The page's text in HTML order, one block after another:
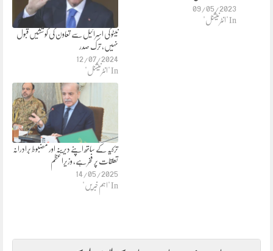
نیٹو کی اسرائیل سے تعاون کی کوششیں قبول
نہیں، ترک صدر
12/07/2024
In "انٹرنیشنل"
09/05/2023
In "انٹرنیشنل"
ترکیہ کے ساتھ اپنے دیرینہ اور مضبوط برادرانہ
تعلقات پر فخر ہے، وزیراعظم
14/05/2025
In "اہم خبریں"